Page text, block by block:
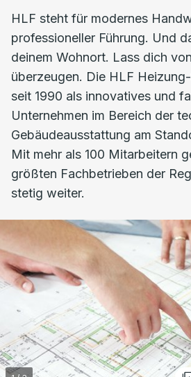
HLF steht für modernes
professioneller Führung. Und
deinem Wohnort. Lass dich
überzeugen. Die HLF
seit 1990 als innovatives und
Unternehmen im Bereich der
Gebäudeausstattung am
Mit mehr als 100 Mitarbeitern
größten Fachbetrieben der
stetig weiter.